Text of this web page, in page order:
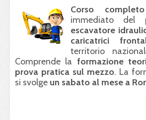
Corso completo
immediato del
escavatore
caricatrici
territorio
Comprende la formazione
prova pratica sul mezzo. La
si svolge un sabato al mese a